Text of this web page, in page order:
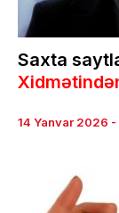
Saxta
14 Yanvar 2026 -